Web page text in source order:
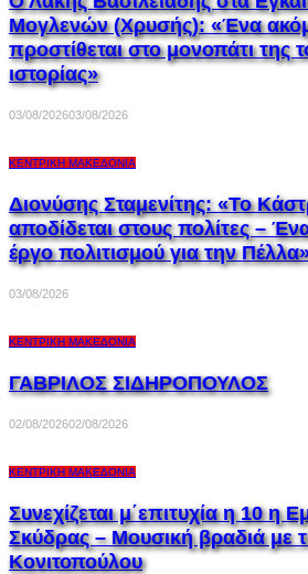
Μογλενών (Χρυσής): «Ένα
προστίθεται στο μονοπάτι της
ιστορίας»
03/08/202603/08/2026
ΚΕΝΤΡΙΚΉ ΜΑΚΕΔΟΝΊΑ
Διονύσης Σταμενίτης: «Το
αποδίδεται στους πολίτες –
έργο πολιτισμού για την
03/08/2026
ΚΕΝΤΡΙΚΉ ΜΑΚΕΔΟΝΊΑ
ΓΑΒΡΙΛΟΣ ΣΙΔΗΡΟΠΟΥΛΟΣ
02/08/202602/08/2026
ΚΕΝΤΡΙΚΉ ΜΑΚΕΔΟΝΊΑ
Συνεχίζεται μ΄επιτυχία η 10 η
Σκύδρας – Μουσική βραδιά με
Κονιτοπούλου